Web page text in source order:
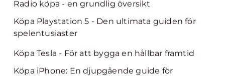
Radio köpa - en grundlig översikt
Köpa Playstation 5 - Den ultimata guiden för
spelentusiaster
Köpa Tesla - För att bygga en hållbar framtid
Köpa iPhone: En djupgående guide för